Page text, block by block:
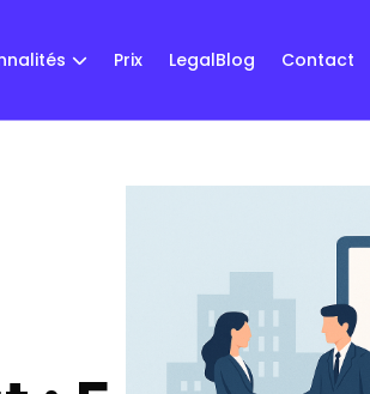
Prix LegalBlog Contact